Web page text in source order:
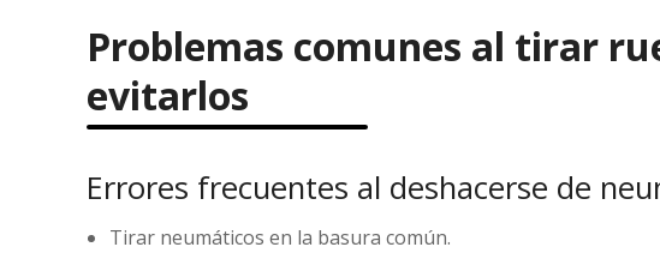
Problemas comunes al tirar
evitarlos
Errores frecuentes al deshacerse de
Tirar neumáticos en la basura común.